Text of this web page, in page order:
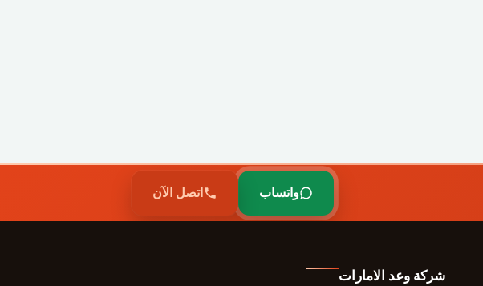
واتساب اتصل الآن
شركة وعد الامارات